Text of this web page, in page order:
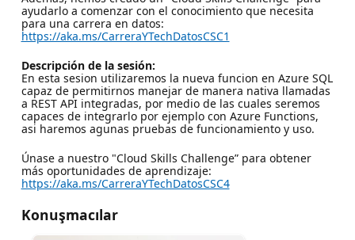
ayudarlo a comenzar con el conocimiento que necesita
para una carrera en datos:
https://aka.ms/CarreraYTechDatosCSC1
Descripción de la sesión:
En esta sesion utilizaremos la nueva funcion en Azure SQL
capaz de permitirnos manejar de manera nativa llamadas
a REST API integradas, por medio de las cuales seremos
capaces de integrarlo por ejemplo con Azure Functions,
asi haremos agunas pruebas de funcionamiento y uso.
Únase a nuestro "Cloud Skills Challenge” para obtener
más oportunidades de aprendizaje:
https://aka.ms/CarreraYTechDatosCSC4
Konuşmacılar